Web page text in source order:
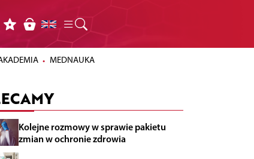
MEDNAUKA
Kolejne rozmowy w sprawie pakietu
zmian w ochronie zdrowia